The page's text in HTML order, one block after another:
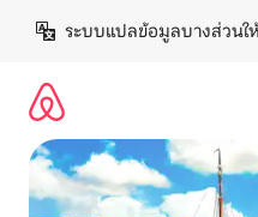
เนื้อหา
ระบบแปลข้อมูลบางส่วนใ